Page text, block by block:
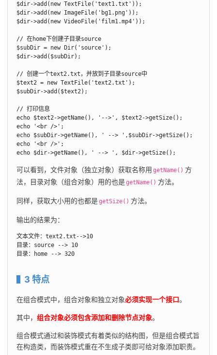
$dir->add(new TextFile('text1.txt'));
$dir->add(new ImageFile('bg1.png'));
$dir->add(new VideoFile('film1.mp4'));
// 在home下创建子目录source
$subDir = new Dir('source');
$dir->add($subDir);
// 创建一个text2.txt，并放到子目录source中
$text2 = new TextFile('text2.txt');
$subDir->add($text2);
// 打印信息
echo $text2->getName(), '-->', $text2->getSize();
echo '<br />';
echo $subDir->getName(), ' --> ',$subDir->getSize();
echo '<br />';
echo $dir->getName(), ' --> ', $dir->getSize();
可以看到，文件对象（独立对象）获取名称用 getName() 方
法，目录对象（组合对象）用的也是getName() 方法。
同样，获取大小用的也都是getSize() 方法。
输出的结果为：
文本文件：text2.txt-->10
目录：source --> 10
目录：home --> 320
3 特点
在组合模式中，组合对象和独立对象必须实现一个接口。
其中， 组合对象必须包含添加和删除节点对象。
组合模式通过和装饰模式有着类似的结构图，但是组合模式旨
在构造类，而装饰模式重在不生成子类即可给对象添加职责。